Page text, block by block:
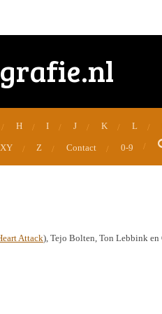
H I J K L
XY Z Contact 0-9
Attack), Tejo Bolten, Ton Lebbink